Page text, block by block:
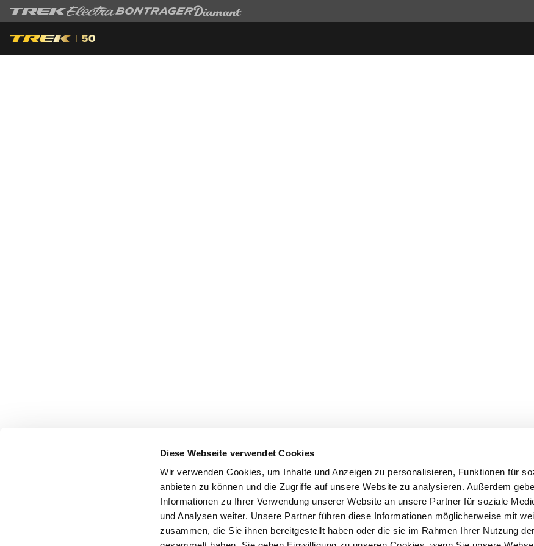
Diese Webseite verwendet Cookies
Wir verwenden Cookies, um Inhalte und Anzeigen zu personalisieren, Funktionen für
anbieten zu können und die Zugriffe auf unsere Website zu analysieren. Außerdem
Informationen zu Ihrer Verwendung unserer Website an unsere Partner für soziale
und Analysen weiter. Unsere Partner führen diese Informationen möglicherweise mit
zusammen, die Sie ihnen bereitgestellt haben oder die sie im Rahmen Ihrer Nutzung